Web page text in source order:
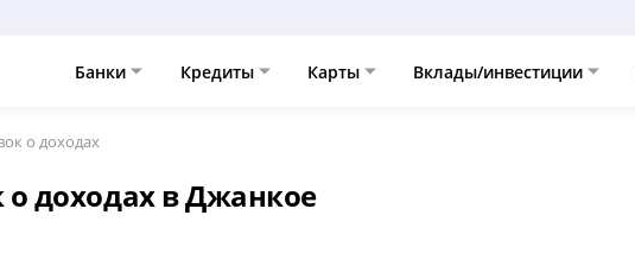
Банки Кредиты Карты Вклады/инвестиции
о доходах
о доходах в Джанкое